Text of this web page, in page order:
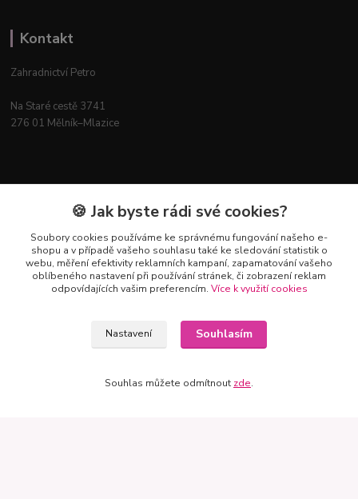
Kontakt
Zahradnictví Petro
Na Staré cestě 3741
276 01 Mělník–Mlazice
🍪 Jak byste rádi své cookies?
Soubory cookies používáme ke správnému fungování našeho e-
shopu a v případě vašeho souhlasu také ke sledování statistik o
webu, měření efektivity reklamních kampaní, zapamatování vašeho
oblíbeného nastavení při používání stránek, či zobrazení reklam
odpovídajících vašim preferencím. Více k využití cookies
Nastavení Souhlasím
Souhlas můžete odmítnout zde.